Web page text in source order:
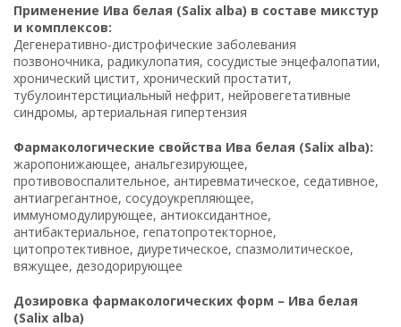
Применение Ива белая (Salix alba) в составе микстур
и комплексов:
Дегенеративно-дистрофические заболевания
позвоночника, радикулопатия, сосудистые энцефалопатии,
хронический цистит, хронический простатит,
тубулоинтерстициальный нефрит, нейровегетативные
синдромы, артериальная гипертензия
Фармакологические свойства Ива белая (Salix alba):
жаропонижающее, анальгезирующее,
противовоспалительное, антиревматическое, седативное,
антиагрегантное, сосудоукрепляющее,
иммуномодулирующее, антиоксидантное,
антибактериальное, гепатопротекторное,
цитопротективное, диуретическое, спазмолитическое,
вяжущее, дезодорирующее
Дозировка фармакологических форм – Ива белая
(Salix alba)